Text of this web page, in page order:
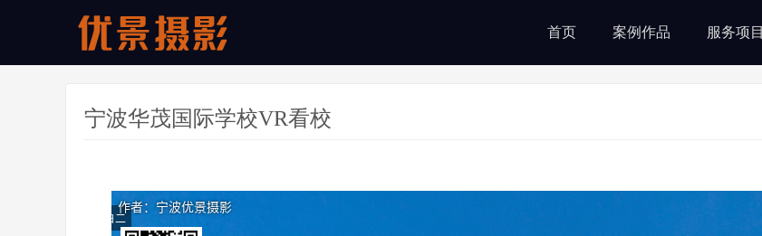
首页 案例作品 服务项目
宁波华茂国际学校VR看校